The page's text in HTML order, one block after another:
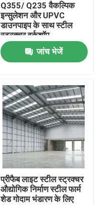
Q355/ Q235 वैकल्पिक
इन्सुलेशन और UPVC
डाउनपाइप के साथ स्टील
स्ट्रक्चर वर्कशॉप
जांच भेजें
प्रीफैब लाइट स्टील स्ट्रक्चर
औद्योगिक निर्माण स्टील फार्म
शेड गोदाम भंडारण के लिए